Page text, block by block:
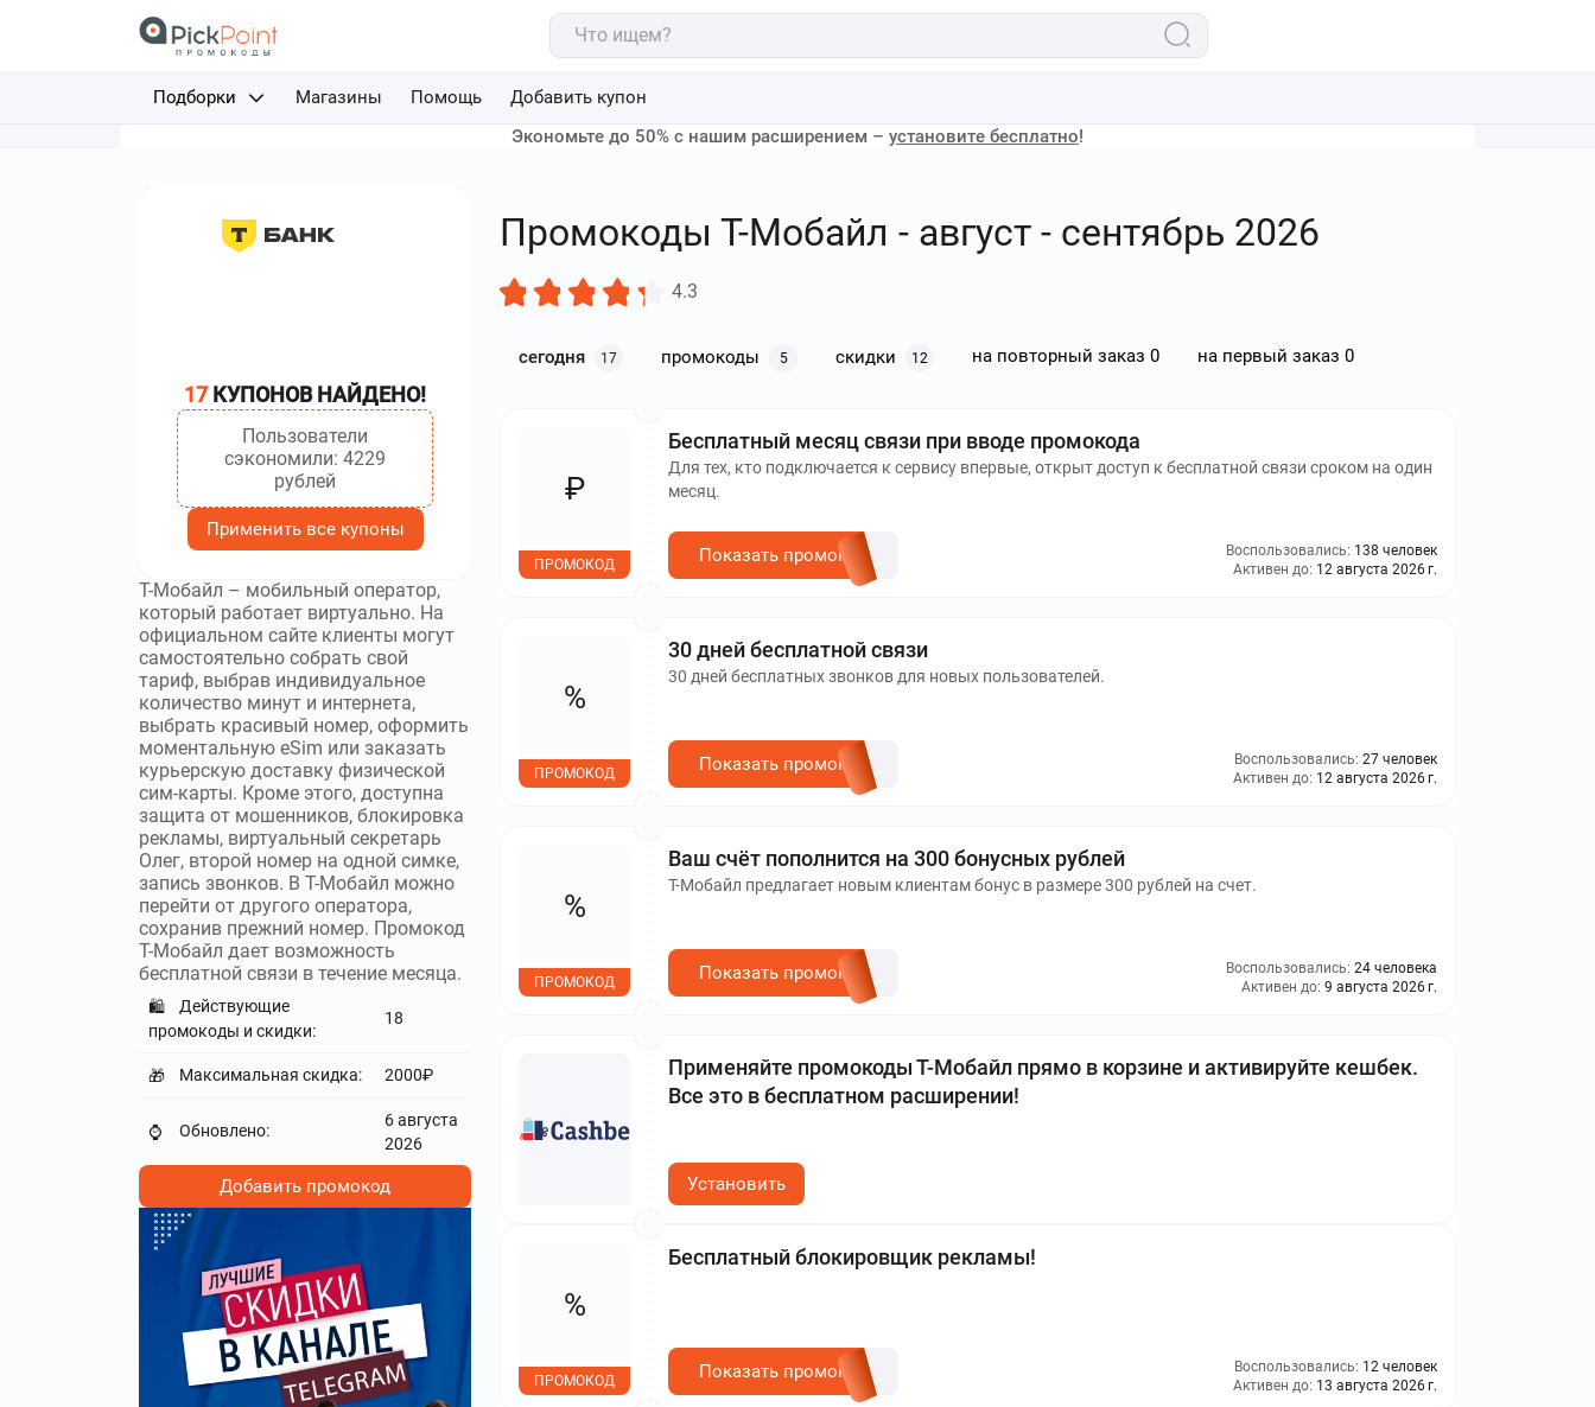
Подборки
Путешествия
Каршеринг
Магазины Помощь
Добавить купон
Экономьте до 50% с нашим расширением – установите бесплатно!
Промокоды Т-Мобайл - август - сентябрь 2026
4.3
сегодня 17 промокоды 5 скидки 12 на повторный заказ 0 на первый заказ 0
Бесплатный месяц связи при вводе промокода
Для тех, кто подключается к сервису впервые, открыт доступ к бесплатной связи сроком на один
месяц.
₽
ПРОМОКОД
Воспользовались: 138 человек
Активен до: 12 августа 2026 г.
Показать промокод
30 дней бесплатной связи
30 дней бесплатных звонков для новых пользователей.
%
ПРОМОКОД
Воспользовались: 27 человек
Активен до: 12 августа 2026 г.
Показать промокод
Ваш счёт пополнится на 300 бонусных рублей
Т-Мобайл предлагает новым клиентам бонус в размере 300 рублей на счет.
%
ПРОМОКОД
Воспользовались: 24 человека
Активен до: 9 августа 2026 г.
Показать промокод
Применяйте промокоды Т-Мобайл прямо в корзине и активируйте кешбек.
Все это в бесплатном расширении!
Установить
Бесплатный блокировщик рекламы!
%
ПРОМОКОД
Воспользовались: 12 человек
Активен до: 13 августа 2026 г.
Показать промокод
17КУПОНОВ НАЙДЕНО!
Пользователи
сэкономили: 4229
рублей
Применить все купоны
Т-Мобайл – мобильный оператор,
который работает виртуально. На
официальном сайте клиенты могут
самостоятельно собрать свой
тариф, выбрав индивидуальное
количество минут и интернета,
выбрать красивый номер, оформить
моментальную еSim или заказать
курьерскую доставку физической
сим-карты. Кроме этого, доступна
защита от мошенников, блокировка
рекламы, виртуальный секретарь
Олег, второй номер на одной симке,
запись звонков. В Т-Мобайл можно
перейти от другого оператора,
сохранив прежний номер. Промокод
Т-Мобайл дает возможность
бесплатной связи в течение месяца.
🛍️
Действующие
промокоды и скидки:
18
🎁 Максимальная скидка: 2000₽
⌚ Обновлено:
6 августа
2026
Добавить промокод